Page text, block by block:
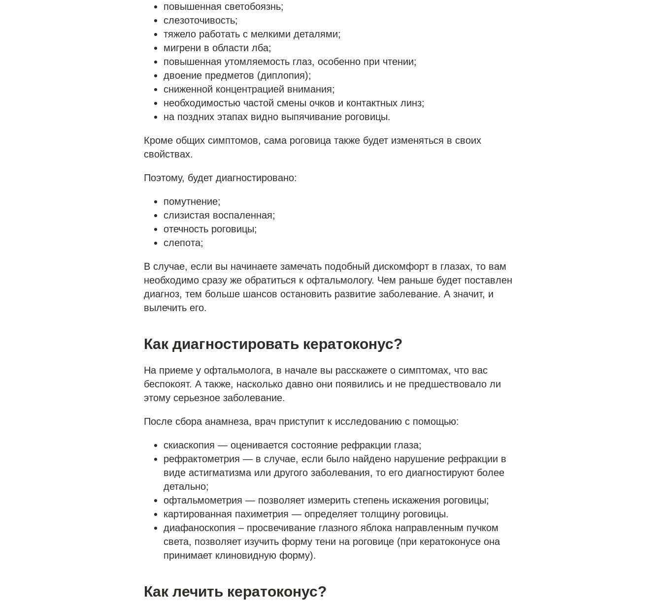
повышенная светобоязнь;
слезоточивость;
тяжело работать с мелкими деталями;
мигрени в области лба;
повышенная утомляемость глаз, особенно при чтении;
двоение предметов (диплопия);
сниженной концентрацией внимания;
необходимостью частой смены очков и контактных линз;
на поздних этапах видно выпячивание роговицы.
Кроме общих симптомов, сама роговица также будет изменяться в своих
свойствах.
Поэтому, будет диагностировано:
помутнение;
слизистая воспаленная;
отечность роговицы;
слепота;
В случае, если вы начинаете замечать подобный дискомфорт в глазах, то вам
необходимо сразу же обратиться к офтальмологу. Чем раньше будет поставлен
диагноз, тем больше шансов остановить развитие заболевание. А значит, и
вылечить его.
Как диагностировать кератоконус?
На приеме у офтальмолога, в начале вы расскажете о симптомах, что вас
беспокоят. А также, насколько давно они появились и не предшествовало ли
этому серьезное заболевание.
После сбора анамнеза, врач приступит к исследованию с помощью:
скиаскопия — оценивается состояние рефракции глаза;
рефрактометрия — в случае, если было найдено нарушение рефракции в
виде астигматизма или другого заболевания, то его диагностируют более
детально;
офтальмометрия — позволяет измерить степень искажения роговицы;
картированная пахиметрия — определяет толщину роговицы.
диафаноскопия – просвечивание глазного яблока направленным пучком
света, позволяет изучить форму тени на роговице (при кератоконусе она
принимает клиновидную форму).
Как лечить кератоконус?